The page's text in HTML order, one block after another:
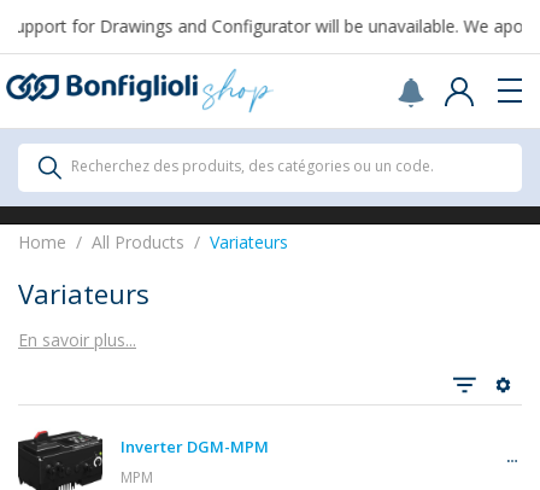
Scegli il Paese o territorio in cui sei per
acquistare online.
USA
Continue
for Drawings and Configurator will be unavailable. We
All Products
All Products
Réducteurs
Recherchez des produits, des catégories ou un code.
Home All Products Variateurs
Variateurs
En savoir plus...
Inverter DGM-MPM
MPM